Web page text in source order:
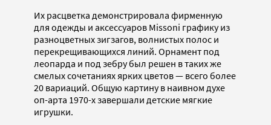
Их расцветка демонстрировала фирменную
для одежды и аксессуаров Missoni графику из
разноцветных зигзагов, волнистых полос и
перекрещивающихся линий. Орнамент под
леопарда и под зебру был решен в таких же
смелых сочетаниях ярких цветов — всего более
20 вариаций. Общую картину в наивном духе
оп-арта 1970-х завершали детские мягкие
игрушки.